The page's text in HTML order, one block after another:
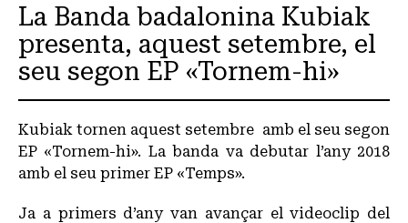
La Banda badalonina Kubiak
presenta, aquest setembre, el
seu segon EP «Tornem-hi»
Kubiak tornen aquest setembre amb el seu segon
EP «Tornem-hi». La banda va debutar l’any 2018
amb el seu primer EP «Temps».
Ja a primers d’any van avançar el videoclip del